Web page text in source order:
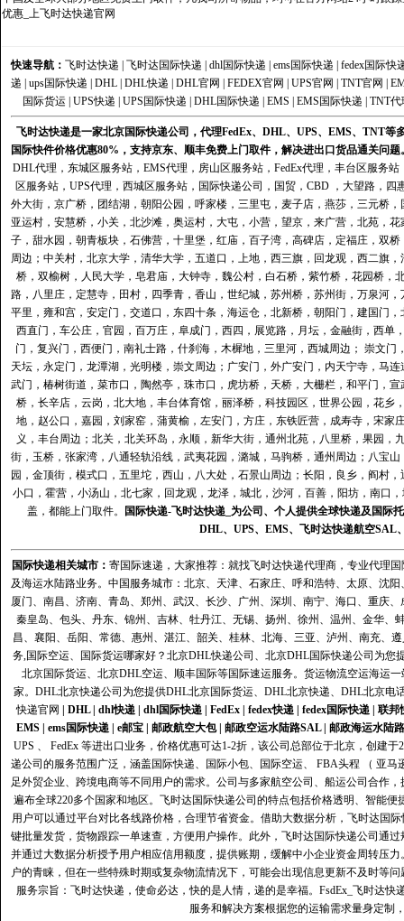
优惠_上飞时达快递官网
快速导航： 飞时达快递 飞时达国际快递 dhl国际快递 ems国际快递
fedex国际快
递
ups国际快递 DHL DHL快递 DHL官网 FEDEX官网 UPS官网 TNT官网
国际货运| UPS快递 UPS国际快递 DHL国际快递 EMS EMS国际快递 TNT代
飞时达快递是一家北京国际快递公司，代理FedEx、DHL、UPS、EMS、TNT
国际快件价格优惠80%，支持京东、顺丰免费上门取件，解决进出口货品通关问题
DHL代理 ， 东城区服务站 ， EMS代理 ， 房山区服务站 ， FedEx代理 ， 丰台区服务站
区服务站， UPS代理 ， 西城区服务站， 国际快递公司 ，国贸，CBD ，大望路，
外大街，京广桥，团结湖，朝阳公园，呼家楼，三里屯，麦子店，燕莎，三元桥
亚运村，安慧桥，小关，北沙滩，奥运村，大屯，小营，望京，来广营，北苑，
子，甜水园，朝青板块，石佛营，十里堡，红庙，百子湾，高碑店，定福庄，双
周边；中关村，北京大学，清华大学，五道口，上地，西三旗，回龙观，西二旗
桥，双榆树，人民大学，皂君庙，大钟寺，魏公村，白石桥，紫竹桥，花园桥
路，八里庄，定慧寺，田村，四季青，香山，世纪城，苏州桥，苏州街，万泉河
平里，雍和宫，安定门，交道口，东四十条，海运仓，北新桥，朝阳门，建国门
西直门，车公庄，官园，百万庄，阜成门，西四，展览路，月坛，金融街，西
门，复兴门，西便门，南礼士路，什刹海，木樨地，三里河，西城周边； 崇文
天坛，永定门，龙潭湖，光明楼，崇文周边；广安门，外广安门，内天宁寺，马
武门，椿树街道，菜市口，陶然亭，珠市口，虎坊桥，天桥，大栅栏，和平门，
桥，长辛店，云岗，北大地，丰台体育馆，丽泽桥，科技园区，世界公园，花
地，赵公口，嘉园，刘家窑，蒲黄榆，左安门，方庄，东铁匠营，成寿寺，宋
义，丰台周边；北关，北关环岛，永顺，新华大街，通州北苑，八里桥，果园
街，玉桥，张家湾，八通轻轨沿线，武夷花园，潞城，马驹桥，通州周边；八宝
园，金顶街，模式口，五里坨，西山，八大处，石景山周边；长阳，良乡，阎村
小口，霍营，小汤山，北七家，回龙观，龙泽，城北，沙河，百善，阳坊，南口
盖，都能上门取件。
国际快递-飞时达快递_为公司、个人提供全球快递及国际
DHL、 UPS、 EMS、 飞时达快递航空SAL
国际快递相关城市： 寄国际速递，大家推荐：就找飞时达快递代理商，专业代理
及海运水陆路业务。中国服务城市：北京、天津、石家庄、呼和浩特、太原、沈
厦门、南昌、济南、青岛、郑州、武汉、长沙、广州、深圳、南宁、海口、重庆
秦皇岛、包头、丹东、锦州、吉林、牡丹江、无锡、扬州、徐州、温州、金华
昌、襄阳、岳阳、常德、惠州、湛江、韶关、桂林、北海、三亚、泸州、南充、
务,国际空运、国际货运哪家好？北京DHL快递公司、北京DHL国际快递公司为
北京国际货运、北京DHL空运、顺丰国际等国际速运服务。货运物流空运海运
家。DHL北京快递公司为您提供DHL北京国际货运、DHL北京快递、DHL北京电
快递官网
DHL| dhl快递| dhl国际快递| FedEx| fedex快递| fedex国际快递| 联邦
EMS| ems国际快递| e邮宝| 邮政航空大包| 邮政空运水陆路SAL| 邮政海运水陆路
UPS 、 FedEx 等进出口业务，价格优惠可达1-2折，该公司总部位于北京，创建
递公司的服务范围广泛，涵盖国际快递、国际小包、国际空运、 FBA头程 （ 亚
足外贸企业、跨境电商等不同用户的需求。公司与多家航空公司、船运公司合作
遍布全球220多个国家和地区。飞时达国际快递公司的特点包括价格透明、智能
用户可以通过平台对比各线路价格，合理节省资金。借助大数据分析，飞时达国
键批量发货，货物跟踪一单速查，方便用户操作。此外，飞时达国际快递公司通
并通过大数据分析授予用户相应信用额度，提供账期，缓解中小企业资金周转压
户的青睐，但在一些特殊时期或复杂物流情况下，可能会出现信息更新不及时等
服务宗旨：飞时达快递，使命必达，快的是人情，递的是幸福。FsdEx_飞时达
服务和解决方案根据您的运输需求量身定制